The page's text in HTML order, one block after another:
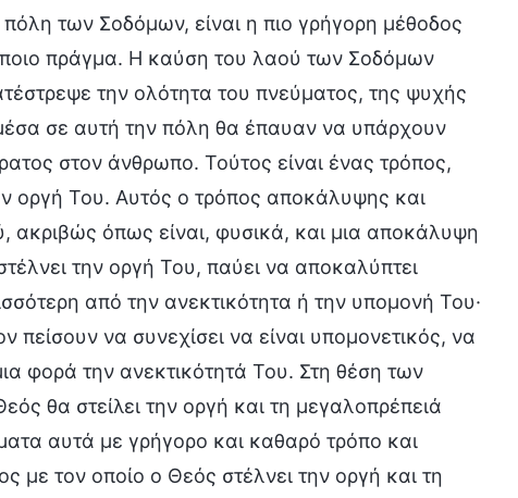
των Σοδόμων, είναι η πιο γρήγορη μέθοδος
πράγμα. Η καύση του λαού των Σοδόμων
την ολότητα του πνεύματος, της ψυχής
σε αυτή την πόλη θα έπαυαν να υπάρχουν
στον άνθρωπο. Τούτος είναι ένας τρόπος,
οργή Του. Αυτός ο τρόπος αποκάλυψης και
ακριβώς όπως είναι, φυσικά, και μια αποκάλυψη
την οργή Του, παύει να αποκαλύπτει
από την ανεκτικότητα ή την υπομονή Του·
να συνεχίσει να είναι υπομονετικός, να
φορά την ανεκτικότητά Του. Στη θέση των
θα στείλει την οργή και τη μεγαλοπρέπειά
αυτά με γρήγορο και καθαρό τρόπο και
με τον οποίο ο Θεός στέλνει την οργή και τη